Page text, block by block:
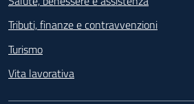
Tributi, finanze e contravvenzioni
Turismo
Vita lavorativa